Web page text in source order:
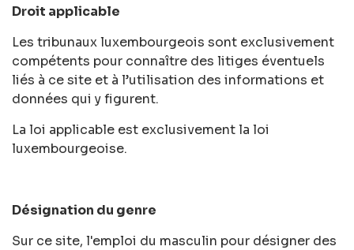
Droit applicable
Les tribunaux luxembourgeois sont exclusivement
compétents pour connaître des litiges éventuels
liés à ce site et à l’utilisation des informations et
données qui y figurent.
La loi applicable est exclusivement la loi
luxembourgeoise.
Désignation du genre
Sur ce site, l'emploi du masculin pour désigner des